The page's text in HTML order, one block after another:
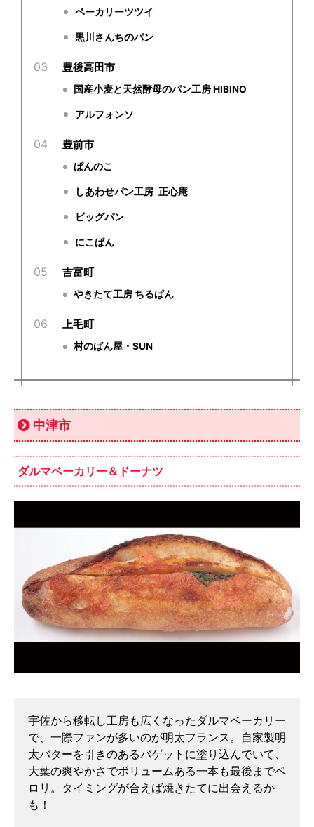
ベーカリーツツイ
黒川さんちのパン
豊後高田市
国産小麦と天然酵母のパン工房 HIBINO
アルフォンソ
豊前市
ぱんのこ
しあわせパン工房 正心庵
ビッグパン
にこぱん
吉富町
やきたて工房 ちるぱん
上毛町
村のぱん屋・SUN
中津市
ダルマベーカリー＆ドーナツ
宇佐から移転し工房も広くなったダルマベーカリー
で、一際ファンが多いのが明太フランス。自家製明
太バターを引きのあるバゲットに塗り込んでいて、
大葉の爽やかさでボリュームある一本も最後までペ
ロリ。タイミングが合えば焼きたてに出会えるか
も！